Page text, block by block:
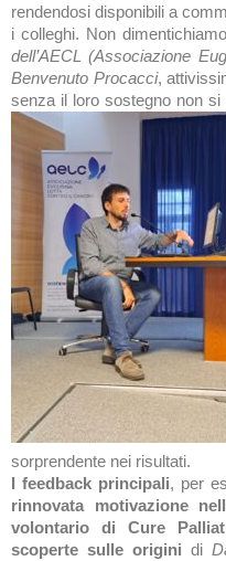
rendendosi disponibili a
i colleghi. Non
dell’AECL (Associazione
Benvenuto Procacci,
senza il loro sostegno non
sorprendente nei risultati.
I feedback principali, per
rinnovata motivazione
volontario di Cure
scoperte sulle origini di